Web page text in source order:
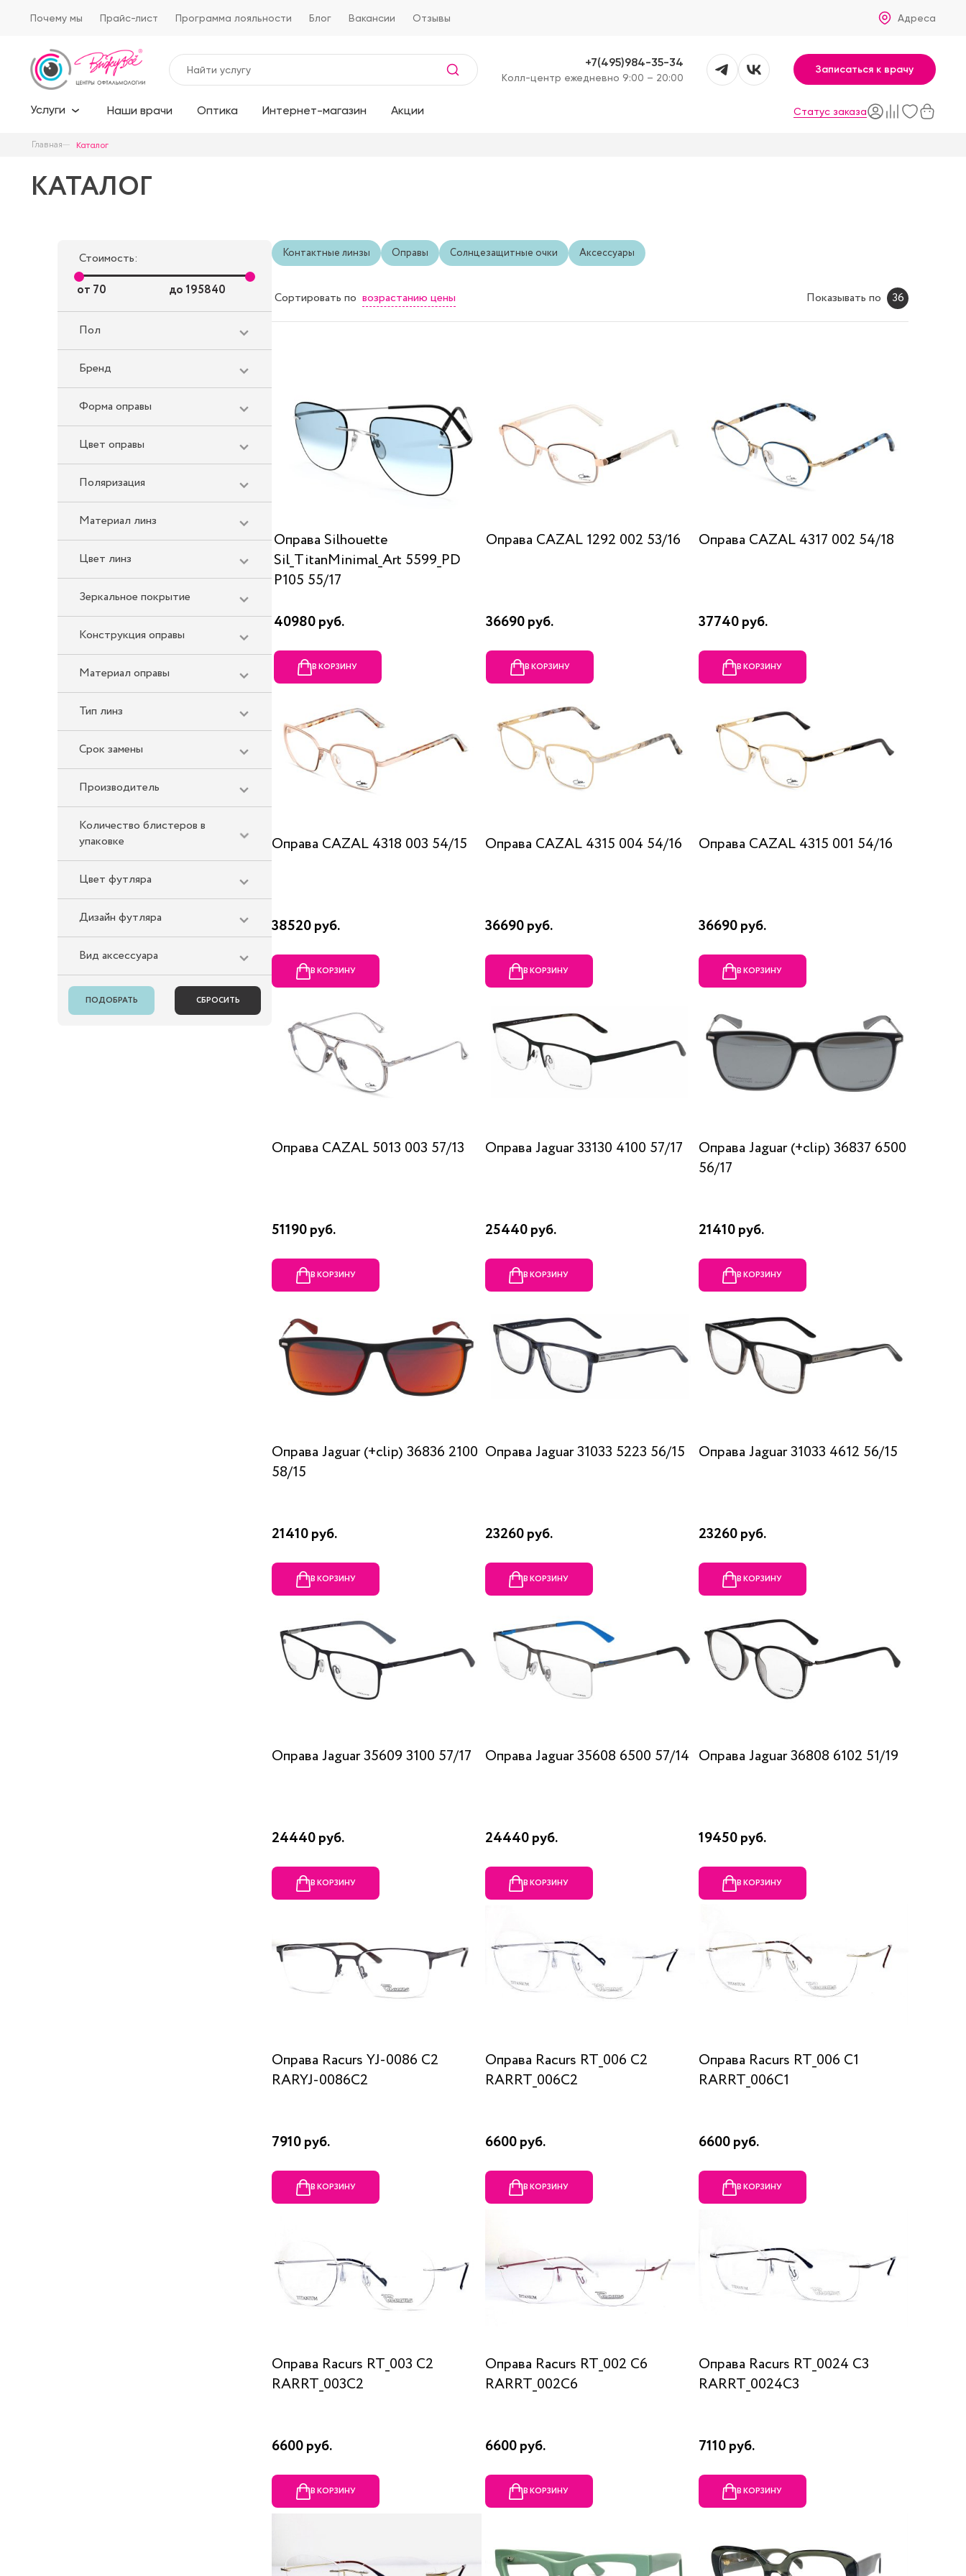
Почему мы Прайс-лист Программа лояльности Блог Вакансии Отзывы Адреса
+7(495)984-35-34
Kолл-центр ежедневно 9:00 – 20:00
Записаться к врачу
Услуги Наши врачи Оптика Интернет-магазин Акции Статус заказа
Главная Каталог
КАТАЛОГ
Стоимость:
от 70 до195840
Пол
Бренд
Форма оправы
Цвет оправы
Поляризация
Материал линз
Цвет линз
Зеркальное покрытие
Конструкция оправы
Материал оправы
Тип линз
Срок замены
Производитель
Количество блистеров в
упаковке
Цвет футляра
Дизайн футляра
Вид аксессуара
Контактные линзы Оправы Солнцезащитные очки Аксессуары
Сортировать по возрастанию цены Показывать по 36
Оправа Silhouette
Sil_TitanMinimal_Art 5599_PD
P105 55/17
40980 руб.
В КОРЗИНУ
Оправа CAZAL 1292 002 53/16
36690 руб.
В КОРЗИНУ
Оправа CAZAL 4317 002 54/18
37740 руб.
В КОРЗИНУ
Оправа CAZAL 4318 003 54/15
38520 руб.
В КОРЗИНУ
Оправа CAZAL 4315 004 54/16
36690 руб.
В КОРЗИНУ
Оправа CAZAL 4315 001 54/16
36690 руб.
В КОРЗИНУ
Оправа CAZAL 5013 003 57/13
51190 руб.
В КОРЗИНУ
Оправа Jaguar 33130 4100 57/17
25440 руб.
В КОРЗИНУ
Оправа Jaguar (+clip) 36837 6500
56/17
21410 руб.
В КОРЗИНУ
Оправа Jaguar (+clip) 36836 2100
58/15
21410 руб.
В КОРЗИНУ
Оправа Jaguar 31033 5223 56/15
23260 руб.
В КОРЗИНУ
Оправа Jaguar 31033 4612 56/15
23260 руб.
В КОРЗИНУ
Оправа Jaguar 35609 3100 57/17
24440 руб.
В КОРЗИНУ
Оправа Jaguar 35608 6500 57/14
24440 руб.
В КОРЗИНУ
Оправа Jaguar 36808 6102 51/19
19450 руб.
В КОРЗИНУ
Оправа Racurs YJ-0086 C2
RARYJ-0086C2
7910 руб.
В КОРЗИНУ
Оправа Racurs RT_006 C2
RARRT_006C2
6600 руб.
В КОРЗИНУ
Оправа Racurs RT_006 C1
RARRT_006C1
6600 руб.
В КОРЗИНУ
Оправа Racurs RT_003 C2
RARRT_003C2
6600 руб.
В КОРЗИНУ
Оправа Racurs RT_002 C6
RARRT_002C6
6600 руб.
В КОРЗИНУ
Оправа Racurs RT_0024 C3
RARRT_0024C3
7110 руб.
В КОРЗИНУ